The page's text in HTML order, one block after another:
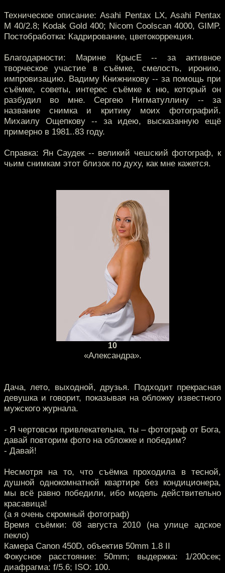
Техническое описание: Asahi Pentax LX, Asahi Pentax
Μ 40/2.8; Kodak Gold 400; Nicom Coolscan 4000, GIMP.
Постобработка: Кадрирование, цветокоррекция.
Благодарности: Марине КрысЕ -- за активное
творческое участие в съёмке, смелость, иронию,
импровизацию. Вадиму Книжникову -- за помощь при
съёмке, советы, интерес съёмке к ню, который он
разбудил во мне. Сергею Нигматуллину -- за
название снимка и критику моих фотографий.
Михаилу Ощепкову -- за идею, высказанную ещё
примерно в 1981..83 году.
Справка: Ян Саудек -- великий чешский фотограф, к
чьим снимкам этот близок по духу, как мне кажется.
10
«Александра».
Дача, лето, выходной, друзья. Подходит прекрасная
девушка и говорит, показывая на обложку известного
мужского журнала.
- Я чертовски привлекательна, ты – фотограф от Бога,
давай повторим фото на обложке и победим?
- Давай!
Несмотря на то, что съёмка проходила в тесной,
душной однокомнатной квартире без кондиционера,
мы всё равно победили, ибо модель действительно
красавица!
(а я очень скромный фотограф)
Время съёмки: 08 августа 2010 (на улице адское
пекло)
Камера Canon 450D, объектив 50mm 1.8 II
Фокусное расстояние: 50mm; выдержка: 1/200сек;
диафрагма: f/5.6; ISO: 100.